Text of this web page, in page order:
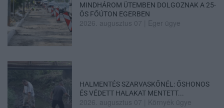
MINDHÁROM ÜTEMBEN DOLGOZNAK A 25-
ÖS FŐÚTON EGERBEN
2026. augusztus 07 Eger ügye
HALMENTÉS SZARVASKŐNÉL: ŐSHONOS
ÉS VÉDETT HALAKAT MENTETT...
2026. augusztus 07 Környék ügye